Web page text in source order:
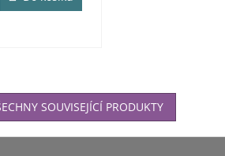
SOUVISEJÍCÍ PRODUKTY